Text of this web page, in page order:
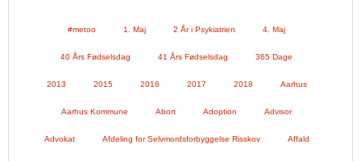
#metoo 1. Maj 2 År i Psykiatrien 4. Maj
40 Års Fødselsdag 41 Års Fødselsdag 365 Dage
2013 2015 2016 2017 2018 Aarhus
Aarhus Kommune Abort Adoption Advisor
Advokat Afdeling for Selvmordsforbyggelse Risskov Affald